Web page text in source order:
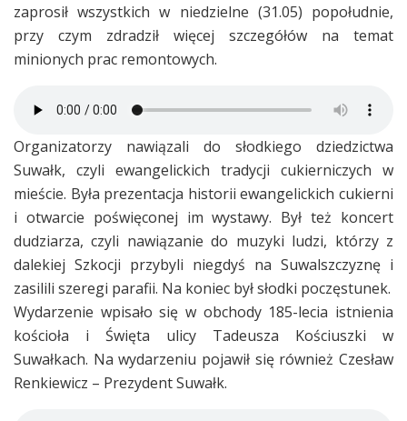
zaprosił wszystkich w niedzielne (31.05) popołudnie,
przy czym zdradził więcej szczegółów na temat
minionych prac remontowych.
Organizatorzy nawiązali do słodkiego dziedzictwa
Suwałk, czyli ewangelickich tradycji cukierniczych w
mieście. Była prezentacja historii ewangelickich cukierni
i otwarcie poświęconej im wystawy. Był też koncert
dudziarza, czyli nawiązanie do muzyki ludzi, którzy z
dalekiej Szkocji przybyli niegdyś na Suwalszczyznę i
zasilili szeregi parafii. Na koniec był słodki poczęstunek.
Wydarzenie wpisało się w obchody 185-lecia istnienia
kościoła i Święta ulicy Tadeusza Kościuszki w
Suwałkach. Na wydarzeniu pojawił się również Czesław
Renkiewicz – Prezydent Suwałk.